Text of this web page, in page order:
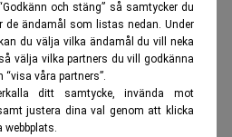
och stäng” så samtycker du
de ändamål som listas nedan. Under
du välja vilka ändamål du vill neka
välja vilka partners du vill godkänna
“visa våra partners”.
ditt samtycke, invända mot
justera dina val genom att klicka
webbplats.